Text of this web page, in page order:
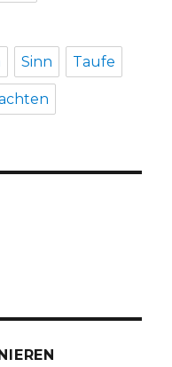
Sinn Taufe